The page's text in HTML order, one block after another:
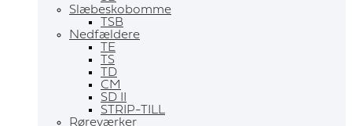
Slæbeskobomme
TSB
Nedfældere
TE
TS
TD
CM
SD II
STRIP-TILL
Røreværker